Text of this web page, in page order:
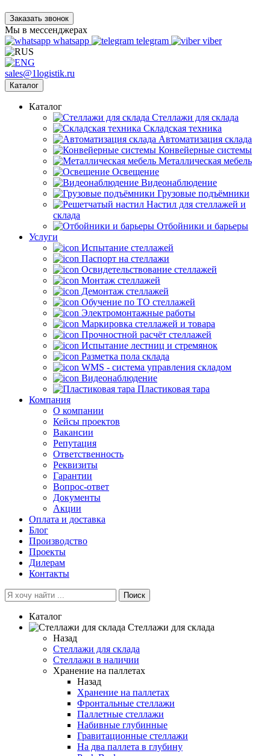
Заказать звонок
Мы в мессенджерах
whatsapp
telegram viber
sales@1logistik.ru
Каталог
Каталог
Cтеллажи для склада
Складская техника
Автоматизация склада
Конвейерные системы
Металлическая мебель
Освещение
Видеонаблюдение
Грузовые подъёмники
Настил для стеллажей и
склада
Отбойники и барьеры
Услуги
Испытание стеллажей
Паспорт на стеллажи
Освидетельствование стеллажей
Монтаж стеллажей
Демонтаж стеллажей
Обучение по ТО стеллажей
Электромонтажные работы
Маркировка стеллажей и товара
Прочностной расчёт стеллажей
Испытание лестниц и стремянок
Разметка пола склада
WMS - система управления складом
Видеонаблюдение
Пластиковая тара
Компания
О компании
Кейсы проектов
Вакансии
Репутация
Ответственность
Реквизиты
Гарантии
Вопрос-ответ
Документы
Акции
Оплата и доставка
Блог
Производство
Проекты
Дилерам
Контакты
Поиск
Каталог
Cтеллажи для склада
Назад
Cтеллажи для склада
Стеллажи в наличии
Хранение на паллетах
Назад
Хранение на паллетах
Фронтальные стеллажи
Паллетные стеллажи
Набивные глубинные
Гравитационные стеллажи
На два паллета в глубину